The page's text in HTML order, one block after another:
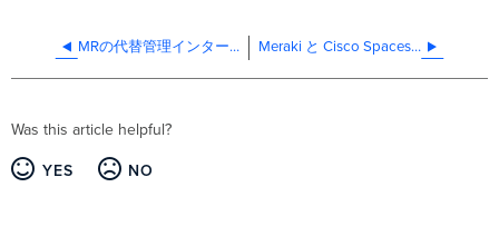
MRの代替管理インターフェース Meraki と Cisco Spaces のシームレスな統合
Was this article helpful?
YES NO